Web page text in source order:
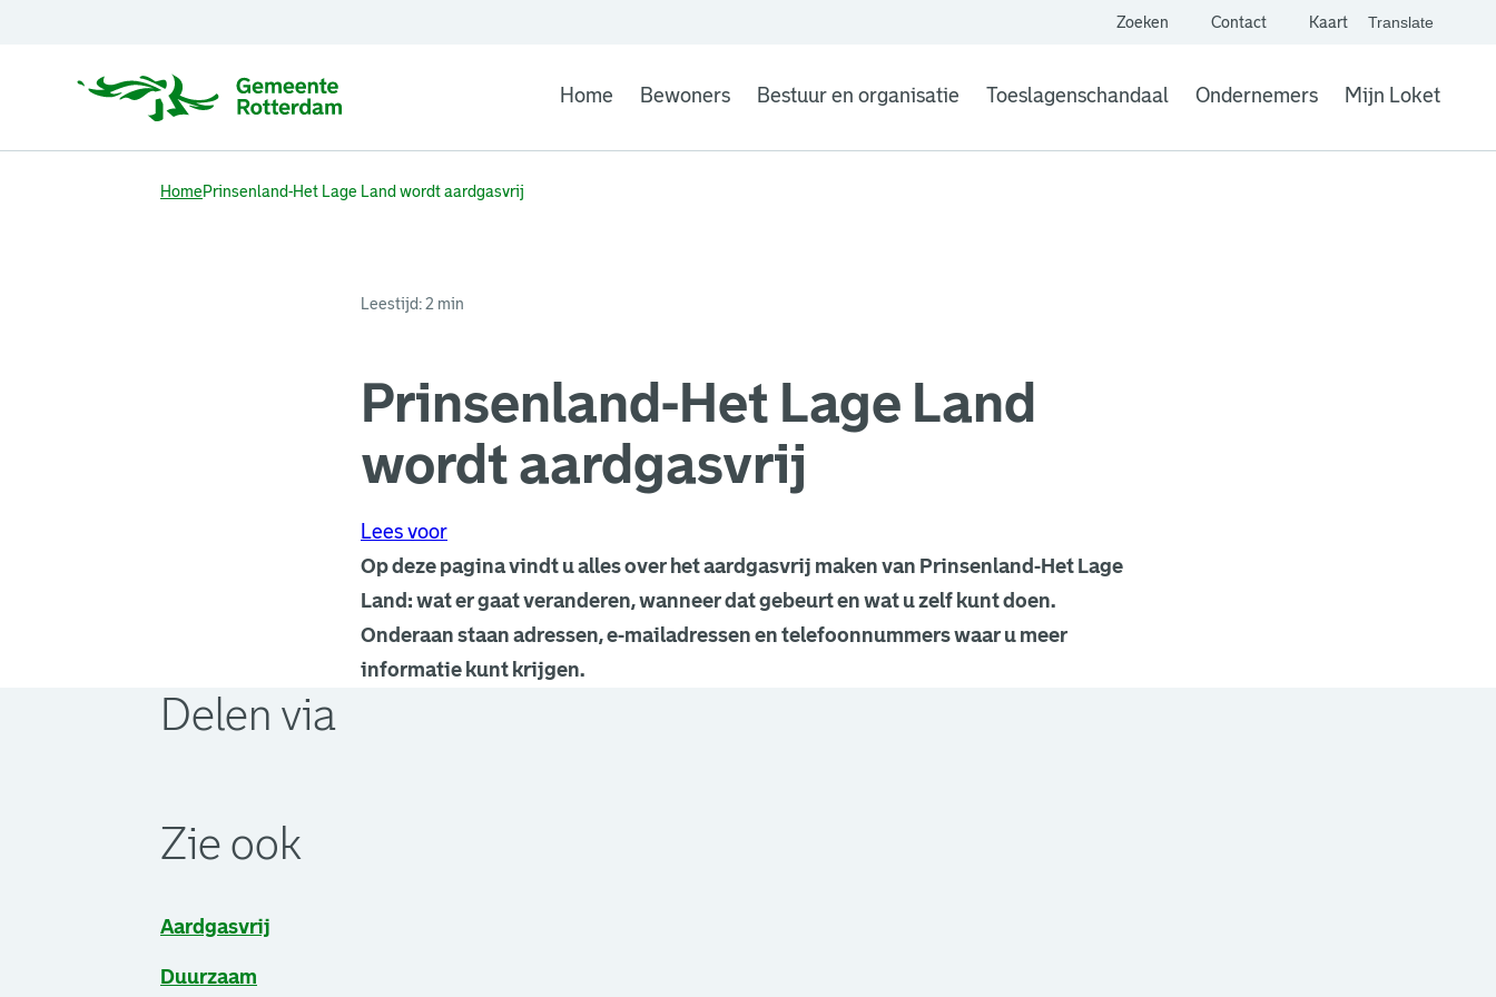
Zoeken Contact Kaart
. Link opent een
Translate
website,
Vertaal
Home Bewoners Bestuur en organisatie Toeslagenschandaal Ondernemers Mijn Loket
. Link opent een
HomePrinsenland-Het Lage Land wordt aardgasvrij
Leestijd: 2 min
Prinsenland-Het Lage Land
wordt aardgasvrij
Lees voor
Op deze pagina vindt u alles over het aardgasvrij maken van Prinsenland-Het Lage
Land: wat er gaat veranderen, wanneer dat gebeurt en wat u zelf kunt doen.
Onderaan staan adressen, e-mailadressen en telefoonnummers waar u meer
informatie kunt krijgen.
Delen via
Zie ook
Aardgasvrij
Duurzaam